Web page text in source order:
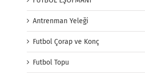
Antrenman Yeleği
Futbol Çorap ve Konç
Futbol Topu